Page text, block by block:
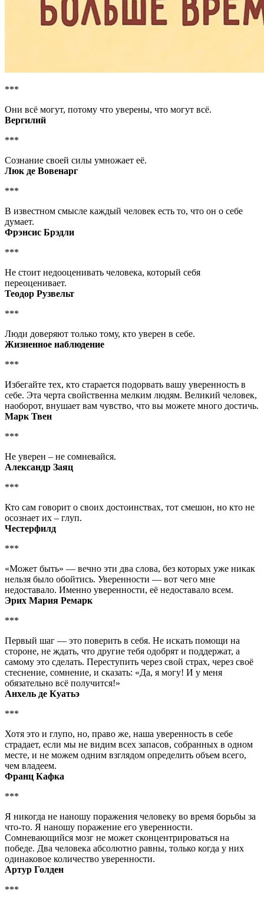
***
Они всё могут, потому что уверены, что могут всё.
Вергилий
***
Сознание своей силы умножает её.
Люк де Вовенарг
***
В известном смысле каждый человек есть то, что он о себе
думает.
Фрэнсис Брэдли
***
Не стоит недооценивать человека, который себя
переоценивает.
Теодор Рузвельт
***
Люди доверяют только тому, кто уверен в себе.
Жизненное наблюдение
***
Избегайте тех, кто старается подорвать вашу уверенность в
себе. Эта черта свойственна мелким людям. Великий человек,
наоборот, внушает вам чувство, что вы можете много достичь.
Марк Твен
***
Не уверен – не сомневайся.
Александр Заяц
***
Кто сам говорит о своих достоинствах, тот смешон, но кто не
осознает их – глуп.
Честерфилд
***
«Может быть» — вечно эти два слова, без которых уже никак
нельзя было обойтись. Уверенности — вот чего мне
недоставало. Именно уверенности, её недоставало всем.
Эрих Мария Ремарк
***
Первый шаг — это поверить в себя. Не искать помощи на
стороне, не ждать, что другие тебя одобрят и поддержат, а
самому это сделать. Переступить через свой страх, через своё
стеснение, сомнение, и сказать: «Да, я могу! И у меня
обязательно всё получится!»
Анхель де Куатьэ
***
Хотя это и глупо, но, право же, наша уверенность в себе
страдает, если мы не видим всех запасов, собранных в одном
месте, и не можем одним взглядом определить объем всего,
чем владеем.
Франц Кафка
***
Я никогда не наношу поражения человеку во время борьбы за
что-то. Я наношу поражение его уверенности.
Сомневающийся мозг не может сконцентрироваться на
победе. Два человека абсолютно равны, только когда у них
одинаковое количество уверенности.
Артур Голден
***